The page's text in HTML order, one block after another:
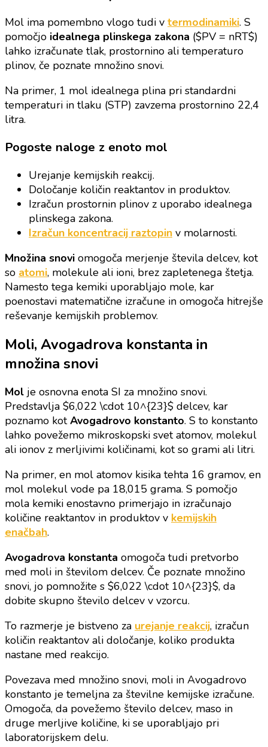
Mol ima pomembno vlogo tudi v termodinamiki. S
pomočjo idealnega plinskega zakona ($PV = nRT$)
lahko izračunate tlak, prostornino ali temperaturo
plinov, če poznate množino snovi.
Na primer, 1 mol idealnega plina pri standardni
temperaturi in tlaku (STP) zavzema prostornino 22,4
litra.
Pogoste naloge z enoto mol
Urejanje kemijskih reakcij.
Določanje količin reaktantov in produktov.
Izračun prostornin plinov z uporabo idealnega
plinskega zakona.
Izračun koncentracij raztopin v molarnosti.
Množina snovi omogoča merjenje števila delcev, kot
so atomi, molekule ali ioni, brez zapletenega štetja.
Namesto tega kemiki uporabljajo mole, kar
poenostavi matematične izračune in omogoča hitrejše
reševanje kemijskih problemov.
Moli, Avogadrova konstanta in
množina snovi
Mol je osnovna enota SI za množino snovi.
Predstavlja $6,022 \cdot 10^{23}$ delcev, kar
poznamo kotAvogadrovo konstanto. S to konstanto
lahko povežemo mikroskopski svet atomov, molekul
ali ionov z merljivimi količinami, kot so grami ali litri.
Na primer, en mol atomov kisika tehta 16 gramov, en
mol molekul vode pa 18,015 grama. S pomočjo
mola kemiki enostavno primerjajo in izračunajo
količine reaktantov in produktov v kemijskih
enačbah.
Avogadrova konstanta omogoča tudi pretvorbo
med moli in številom delcev. Če poznate množino
snovi, jo pomnožite s $6,022 \cdot 10^{23}$, da
dobite skupno število delcev v vzorcu.
To razmerje je bistveno za urejanje reakcij, izračun
količin reaktantov ali določanje, koliko produkta
nastane med reakcijo.
Povezava med množino snovi, moli in Avogadrovo
konstanto je temeljna za številne kemijske izračune.
Omogoča, da povežemo število delcev, maso in
druge merljive količine, ki se uporabljajo pri
laboratorijskem delu.